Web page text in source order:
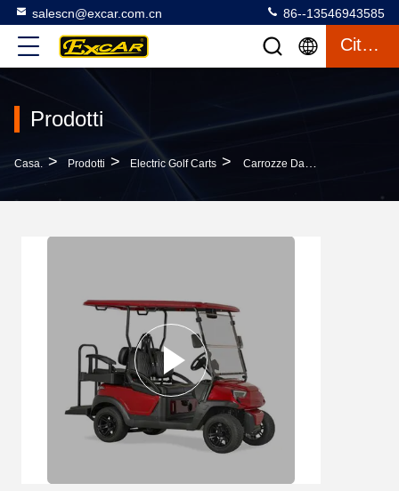
salescn@excar.com.cn 86--13546943585
Citazione
Prodotti
Casa. > Prodotti > Electric Golf Carts > Carrozze Da Caccia Forward Carrozze Elettriche KDS Carrozze Adc Carrozze Da Golf Popolare Modello Hot Sale